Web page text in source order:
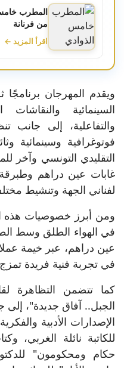
المطرب خامس
من فرنانة
اقرأ المزيد ←
ويقدم المهرجان
السينمائية والنقاشات
والتفاعلية، إلى
فوتوغرافية وسينمائية
التقليدي التونسي وآخر
غابات عين دراهم
لفناني الجهة وتنشيط
ومن أبرز خصوصيات هذه
في الهواء الطلق وسط
عين دراهم، عبر خيمة
في تجربة فنية فريدة
كما تتضمن التظاهرة
الجبل.. آفاق جديدة"،
الإصدارات الأدبية
للكاتبة نائلة الغربي،
حكام ومحكومون"